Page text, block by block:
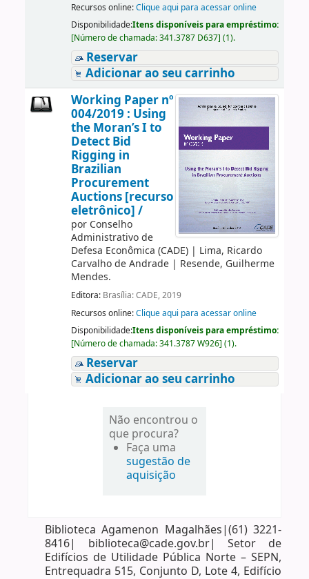
Recursos online:Clique aqui para acessar online
Disponibilidade:Itens disponíveis para empréstimo:
[Número de chamada:341.3787 D637] (1).
Reservar
Adicionar ao seu carrinho
Working Paper nº
004/2019 : Using
the Moran’s I to
Detect Bid
Rigging in
Brazilian
Procurement
Auctions [recurso
eletrônico] /
por Conselho
Administrativo de
Defesa Econômica (CADE)| Lima, Ricardo
Carvalho de Andrade| Resende, Guilherme
Mendes.
Editora: Brasília: CADE, 2019
Recursos online:Clique aqui para acessar online
Disponibilidade:Itens disponíveis para empréstimo:
[Número de chamada:341.3787 W926] (1).
Reservar
Adicionar ao seu carrinho
Não encontrou o
que procura?
Faça uma
sugestão de
aquisição
Biblioteca Agamenon Magalhães|(61) 3221-
8416| biblioteca@cade.gov.br| Setor de
Edifícios de Utilidade Pública Norte – SEPN,
Entrequadra 515, Conjunto D, Lote 4, Edifício